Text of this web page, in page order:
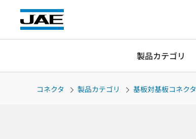
製品カテゴリ
コネクタ 製品カテゴリ 基板対基板コネクタ